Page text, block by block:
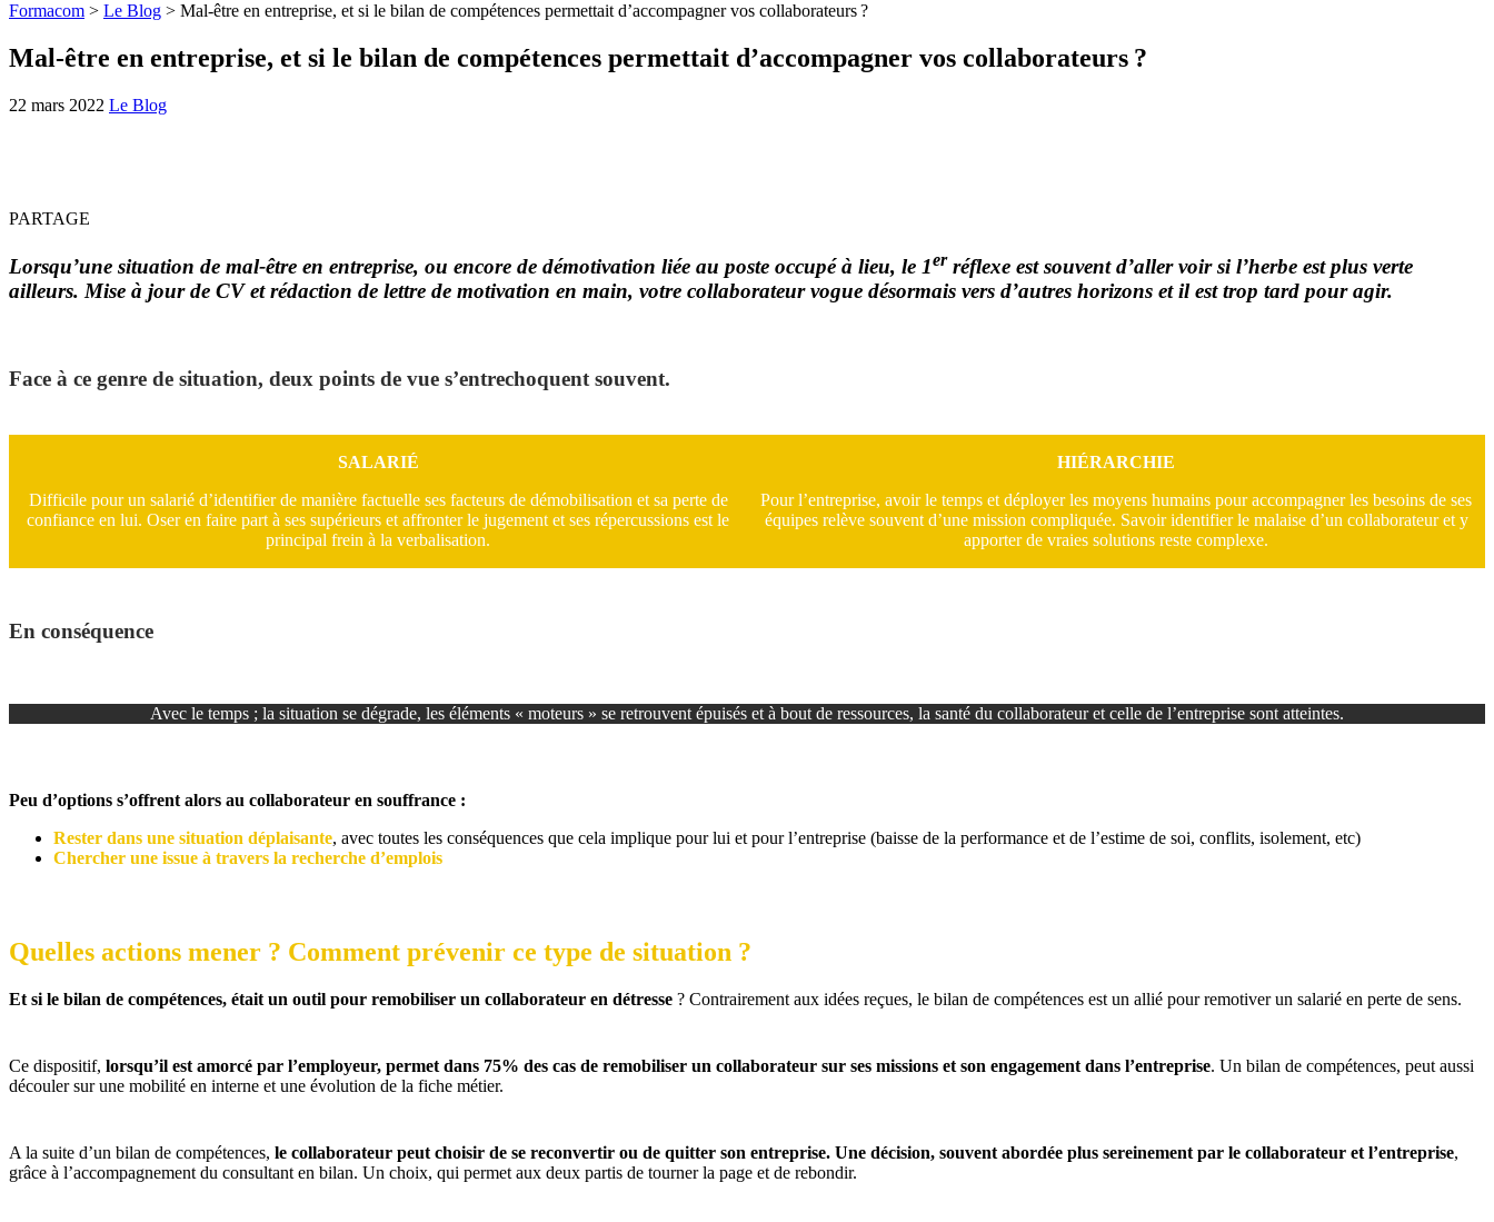
Formacom > Le Blog > Mal-être en entreprise, et si le bilan de compétences permettait d’accompagner vos collaborateurs ?
Mal-être en entreprise, et si le bilan de compétences permettait d’accompagner vos collaborateurs ?
22 mars 2022 Le Blog
PARTAGE
Lorsqu’une situation de mal-être en entreprise, ou encore de démotivation liée au poste occupé à lieu, le 1erréflexe est souvent d’aller voir si l’herbe est plus verte
ailleurs. Mise à jour de CV et rédaction de lettre de motivation en main, votre collaborateur vogue désormais vers d’autres horizons et il est trop tard pour agir.
Face à ce genre de situation, deux points de vue s’entrechoquent souvent.
SALARIÉ
Difficile pour un salarié d’identifier de manière factuelle ses facteurs de démobilisation et sa perte de
confiance en lui. Oser en faire part à ses supérieurs et affronter le jugement et ses répercussions est le
principal frein à la verbalisation.
HIÉRARCHIE
Pour l’entreprise, avoir le temps et déployer les moyens humains pour accompagner les besoins de ses
équipes relève souvent d’une mission compliquée. Savoir identifier le malaise d’un collaborateur et y
apporter de vraies solutions reste complexe.
En conséquence
Avec le temps ; la situation se dégrade, les éléments « moteurs » se retrouvent épuisés et à bout de ressources, la santé du collaborateur et celle de l’entreprise sont atteintes.
Peu d’options s’offrent alors au collaborateur en souffrance :
Rester dans une situation déplaisante, avec toutes les conséquences que cela implique pour lui et pour l’entreprise (baisse de la performance et de l’estime de soi, conflits, isolement, etc)
Chercher une issue à travers la recherche d’emplois
Quelles actions mener ? Comment prévenir ce type de situation ?
Et si le bilan de compétences, était un outil pour remobiliser un collaborateur en détresse ? Contrairement aux idées reçues, le bilan de compétences est un allié pour remotiver un salarié en perte de sens.
Ce dispositif, lorsqu’il est amorcé par l’employeur, permet dans 75% des cas de remobiliser un collaborateur sur ses missions et son engagement dans l’entreprise. Un bilan de compétences, peut aussi
découler sur une mobilité en interne et une évolution de la fiche métier.
A la suite d’un bilan de compétences, le collaborateur peut choisir de se reconvertir ou de quitter son entreprise. Une décision, souvent abordée plus sereinement par le collaborateur et l’entreprise,
grâce à l’accompagnement du consultant en bilan. Un choix, qui permet aux deux partis de tourner la page et de rebondir.